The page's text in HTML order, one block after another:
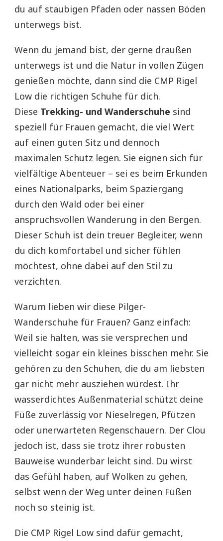
du auf staubigen Pfaden oder nassen Böden
unterwegs bist.
Wenn du jemand bist, der gerne draußen
unterwegs ist und die Natur in vollen Zügen
genießen möchte, dann sind die CMP Rigel
Low die richtigen Schuhe für dich.
Diese Trekking- und Wanderschuhe sind
speziell für Frauen gemacht, die viel Wert
auf einen guten Sitz und dennoch
maximalen Schutz legen. Sie eignen sich für
vielfältige Abenteuer – sei es beim Erkunden
eines Nationalparks, beim Spaziergang
durch den Wald oder bei einer
anspruchsvollen Wanderung in den Bergen.
Dieser Schuh ist dein treuer Begleiter, wenn
du dich komfortabel und sicher fühlen
möchtest, ohne dabei auf den Stil zu
verzichten.
Warum lieben wir diese Pilger-
Wanderschuhe für Frauen? Ganz einfach:
Weil sie halten, was sie versprechen und
vielleicht sogar ein kleines bisschen mehr. Sie
gehören zu den Schuhen, die du am liebsten
gar nicht mehr ausziehen würdest. Ihr
wasserdichtes Außenmaterial schützt deine
Füße zuverlässig vor Nieselregen, Pfützen
oder unerwarteten Regenschauern. Der Clou
jedoch ist, dass sie trotz ihrer robusten
Bauweise wunderbar leicht sind. Du wirst
das Gefühl haben, auf Wolken zu gehen,
selbst wenn der Weg unter deinen Füßen
noch so steinig ist.
Die CMP Rigel Low sind dafür gemacht,